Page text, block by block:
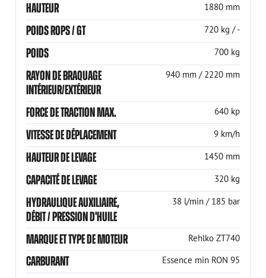
HAUTEUR 1880 mm
POIDS ROPS / GT 720 kg / -
POIDS 700 kg
RAYON DE BRAQUAGE
INTÉRIEUR/EXTÉRIEUR
940 mm / 2220 mm
FORCE DE TRACTION MAX. 640 kp
VITESSE DE DÉPLACEMENT 9 km/h
HAUTEUR DE LEVAGE 1450 mm
CAPACITÉ DE LEVAGE 320 kg
HYDRAULIQUE AUXILIAIRE,
DÉBIT / PRESSION D'HUILE
38 l/min / 185 bar
MARQUE ET TYPE DE MOTEUR Rehlko ZT740
CARBURANT Essence min RON 95